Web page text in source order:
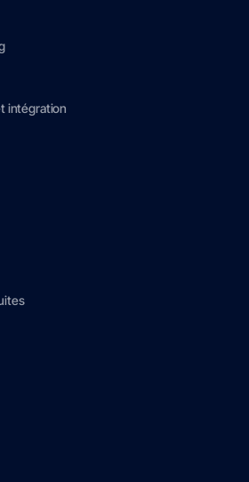
intégration